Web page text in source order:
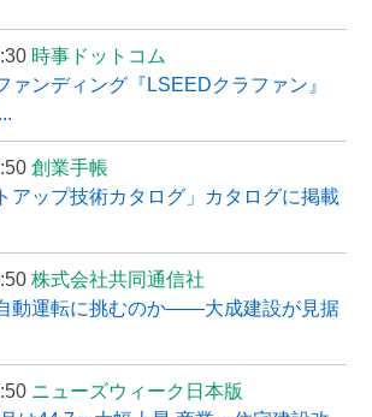
時事ドットコム
ァンディング『LSEEDクラファン』
創業手帳
アップ技術カタログ」カタログに掲載
株式会社共同通信社
動運転に挑むのか――大成建設が見据
ニューズウィーク日本版